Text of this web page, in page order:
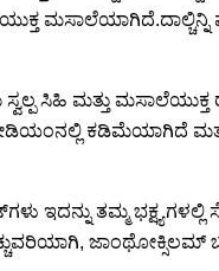
ಸಿಹಿ ಮತ್ತು ಮಸಾಲೆಯುಕ್ತ
ಕಡಿಮೆಯಾಗಿದೆ
ತಮ್ಮ ಭಕ್ಷ್ಯಗಳಲ್ಲಿ
ಜಾಂಥೋಕ್ಸಿಲಮ್